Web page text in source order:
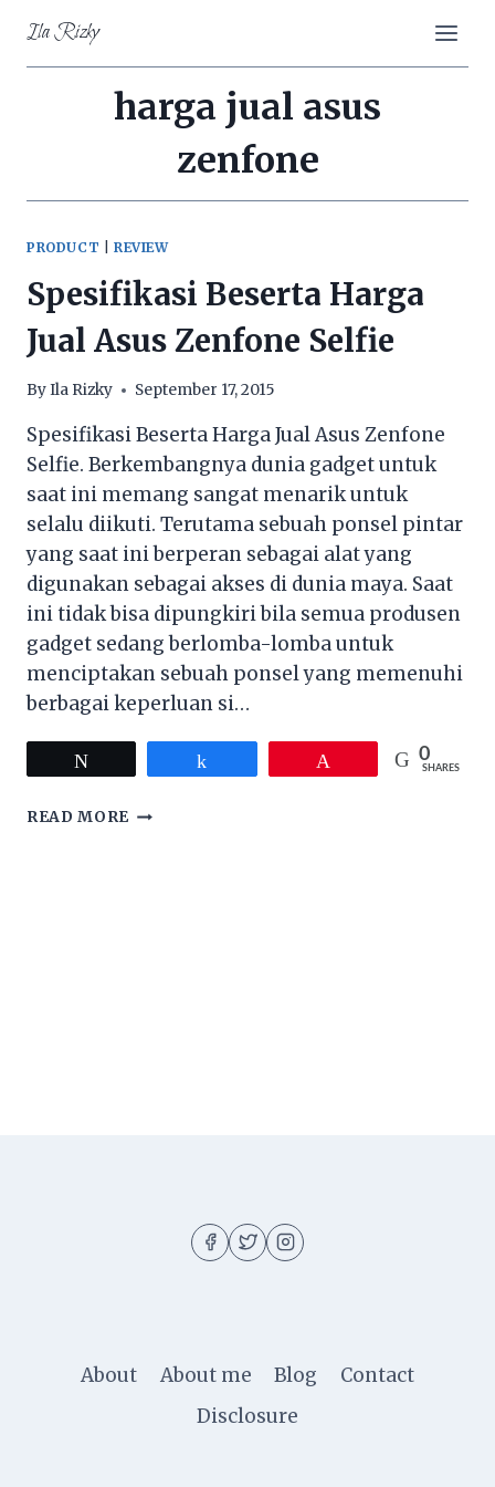
content
Ila Rizky
harga jual asus
zenfone
PRODUCT REVIEW
Spesifikasi Beserta Harga
Jual Asus Zenfone Selfie
ByIla Rizky September 17, 2015
Spesifikasi Beserta Harga Jual Asus Zenfone
Selfie. Berkembangnya dunia gadget untuk
saat ini memang sangat menarik untuk
selalu diikuti. Terutama sebuah ponsel pintar
yang saat ini berperan sebagai alat yang
digunakan sebagai akses di dunia maya. Saat
ini tidak bisa dipungkiri bila semua produsen
gadget sedang berlomba-lomba untuk
menciptakan sebuah ponsel yang memenuhi
berbagai keperluan si…
0
SHARES
READ MORE SPESIFIKASI
About About me Blog
Contact
Disclosure